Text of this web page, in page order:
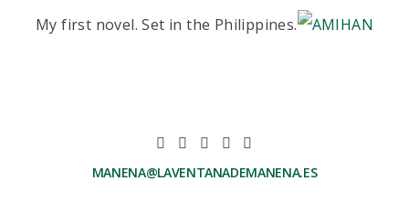
My first novel. Set in the Philippines.
MANENA@LAVENTANADEMANENA.ES